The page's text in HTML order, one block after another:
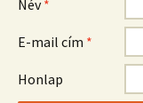
Név*
E-mail cím *
Honlap